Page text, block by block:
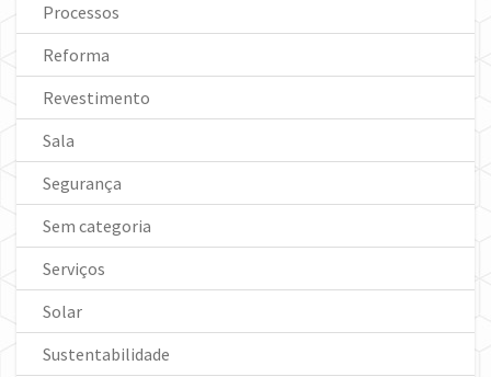
Processos
Reforma
Revestimento
Sala
Segurança
Sem categoria
Serviços
Solar
Sustentabilidade